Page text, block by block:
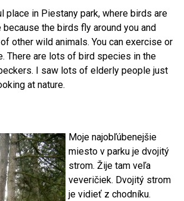
place in Piestany park, where birds are
the birds fly around you and
other wild animals. You can exercise or
There are lots of bird species in the
I saw lots of elderly people just
at nature.
Moje najobľúbenejšie
miesto v parku je dvojitý
strom. Žije tam veľa
veveričiek. Dvojitý strom
je vidieť z chodníku.